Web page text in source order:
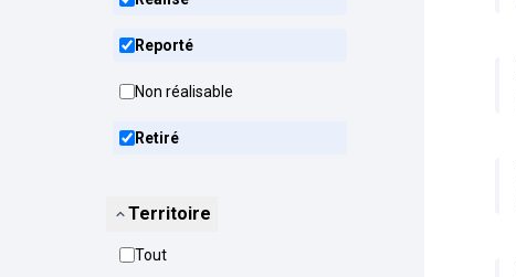
Reporté
Non réalisable
Retiré
Territoire
Tout